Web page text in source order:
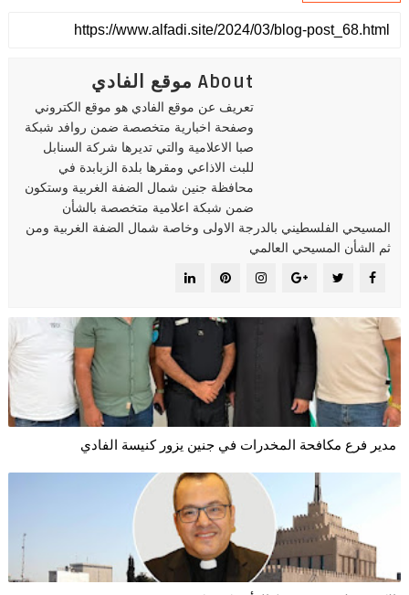
About موقع الفادي
تعريف عن موقع الفادي هو موقع الكتروني
وصفحة اخبارية متخصصة ضمن روافد شبكة
صبا الاعلامية والتي تديرها شركة السنابل
للبث الاذاعي ومقرها بلدة الزبابدة في
محافظة جنين شمال الضفة الغربية وستكون
ضمن شبكة اعلامية متخصصة بالشأن
المسيحي الفلسطيني بالدرجة الاولى وخاصة شمال الضفة الغربية ومن
ثم الشأن المسيحي العالمي
مدير فرع مكافحة المخدرات في جنين يزور كنيسة الفادي